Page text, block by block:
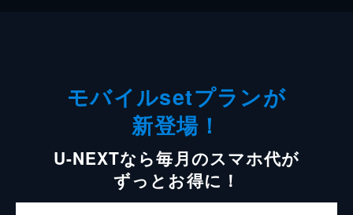
モバイルsetプランが
新登場！
U-NEXTなら毎月のスマホ代が
ずっとお得に！